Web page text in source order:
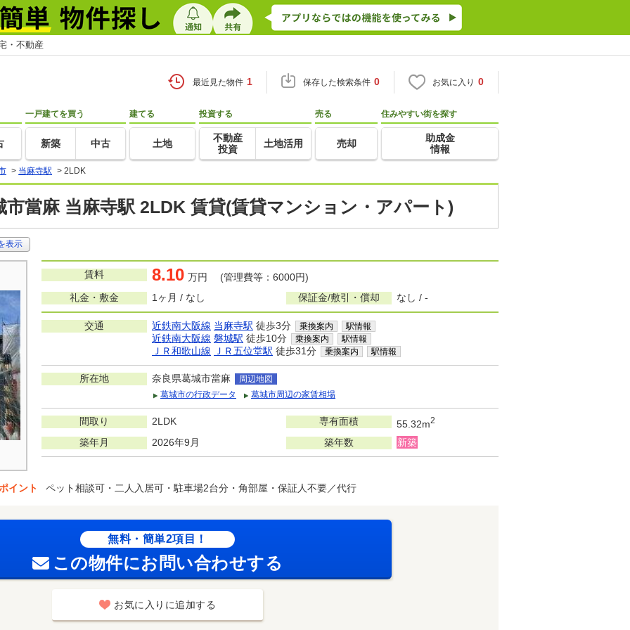
・不動産
最近見た物件 1 保存した検索条件 0 お気に入り 0
一戸建てを買う
新築 中古
建てる
土地
投資する
不動産
投資
土地活用
売る
売却
住みやすい街を探す
助成金
情報
> 当麻寺駅 > 2LDK
市當麻 当麻寺駅 2LDK 賃貸(賃貸マンション・アパート)
表示
賃料 8.10 万円 (管理費等：6000円)
礼金・敷金
1ヶ月 / なし 保証金/敷引・償却 なし / -
交通 近鉄南大阪線 当麻寺駅 徒歩3分 乗換案内 駅情報
近鉄南大阪線 磐城駅 徒歩10分 乗換案内 駅情報
ＪＲ和歌山線 ＪＲ五位堂駅 徒歩31分 乗換案内 駅情報
所在地 奈良県葛城市當麻
周辺地図
葛城市の行政データ
葛城市周辺の家賃相場
間取り 2LDK 専有面積 55.32m2
築年月 2026年9月 築年数 新築
イント ペット相談可・二人入居可・駐車場2台分・角部屋・保証人不要／代行
無料・簡単2項目！
この物件にお問い合わせする
お気に入りに追加する